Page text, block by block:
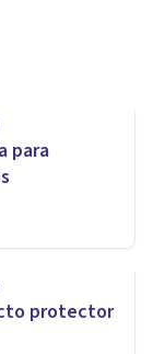
para
protector